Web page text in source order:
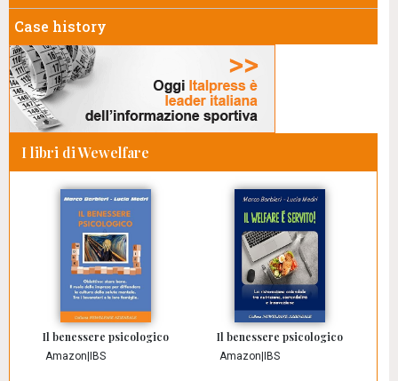
Case history
I libri di Wewelfare
Il benessere psicologico
Amazon|IBS
Il benessere psicologico
Amazon|IBS